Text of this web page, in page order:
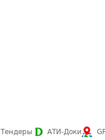
Тендеры АТИ-Доки